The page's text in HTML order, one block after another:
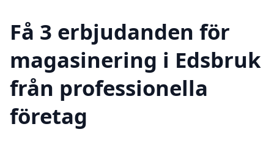
Få 3 erbjudanden för
magasinering i Edsbruk
från professionella
företag